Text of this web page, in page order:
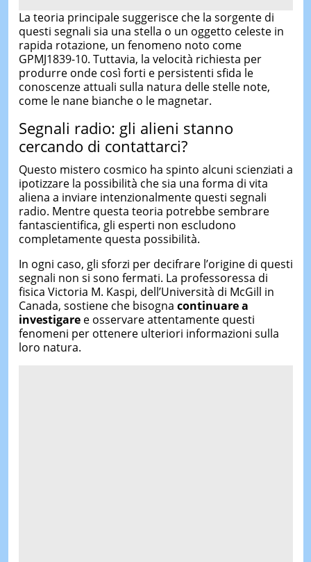
La teoria principale suggerisce che la sorgente di
questi segnali sia una stella o un oggetto celeste in
rapida rotazione, un fenomeno noto come
GPMJ1839-10. Tuttavia, la velocità richiesta per
produrre onde così forti e persistenti sfida le
conoscenze attuali sulla natura delle stelle note,
come le nane bianche o le magnetar.
Segnali radio: gli alieni stanno
cercando di contattarci?
Questo mistero cosmico ha spinto alcuni scienziati a
ipotizzare la possibilità che sia una forma di vita
aliena a inviare intenzionalmente questi segnali
radio. Mentre questa teoria potrebbe sembrare
fantascientifica, gli esperti non escludono
completamente questa possibilità.
In ogni caso, gli sforzi per decifrare l’origine di questi
segnali non si sono fermati. La professoressa di
fisica Victoria M. Kaspi, dell’Università di McGill in
Canada, sostiene che bisogna continuare a
investigaree osservare attentamente questi
fenomeni per ottenere ulteriori informazioni sulla
loro natura.